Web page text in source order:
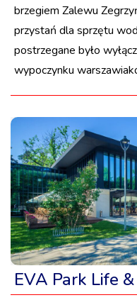
brzegiem Zalewu
przystań dla sprzętu
postrzegane było
wypoczynku
EVA Park Life